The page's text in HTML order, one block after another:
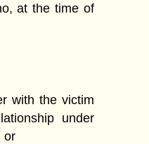
at the time of
with the victim
under
or